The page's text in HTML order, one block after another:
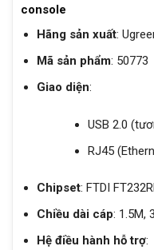
console
Hãng sản xuất:
Mã sản phẩm: 50773
Giao diện:
USB 2.0
RJ45
Chipset: FTDI
Chiều dài cáp: 1.5M,
Hệ điều hành hỗ trợ: